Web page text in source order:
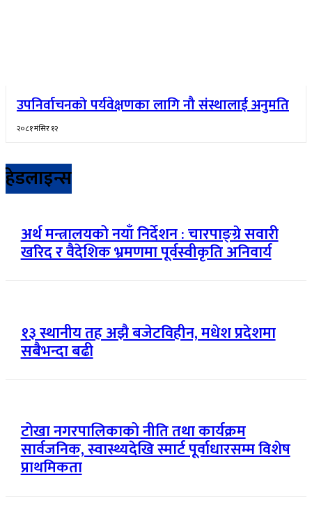
उपनिर्वाचनको पर्यवेक्षणका लागि नौ संस्थालाई अनुमति
२०८१ मंसिर १२
हेडलाइन्स
अर्थ मन्त्रालयको नयाँ निर्देशन : चारपाङ्ग्रे सवारी
खरिद र वैदेशिक भ्रमणमा पूर्वस्वीकृति अनिवार्य
१३ स्थानीय तह अझै बजेटविहीन, मधेश प्रदेशमा
सबैभन्दा बढी
टोखा नगरपालिकाको नीति तथा कार्यक्रम
सार्वजनिक, स्वास्थ्यदेखि स्मार्ट पूर्वाधारसम्म विशेष
प्राथमिकता